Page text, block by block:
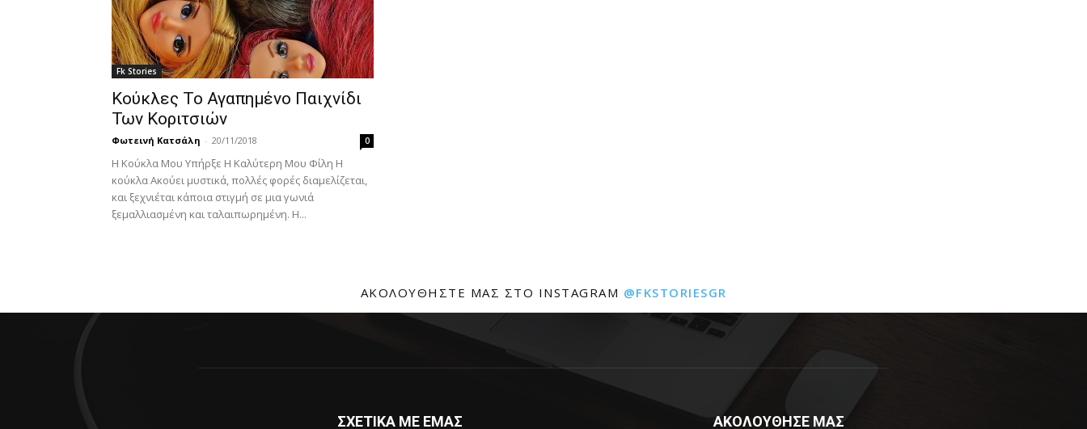
Fk Stories
Κούκλες Το Αγαπημένο Παιχνίδι
Των Κοριτσιών
Φωτεινή Κατσάλη - 20/11/2018 0
Η Κούκλα Μου Υπήρξε Η Καλύτερη Μου Φίλη Η
κούκλα Ακούει μυστικά, πολλές φορές διαμελίζεται,
και ξεχνιέται κάποια στιγμή σε μια γωνιά
ξεμαλλιασμένη και ταλαιπωρημένη. Η...
ΑΚΟΛΟΥΘΉΣΤΕ ΜΑΣ ΣΤΟ INSTAGRAM @FKSTORIESGR
ΣΧΕΤΙΚΑ ΜΕ ΕΜΑΣ ΑΚΟΛΟΥΘΗΣΕ ΜΑΣ